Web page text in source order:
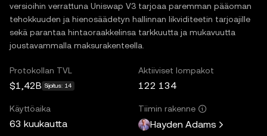
versioihin verrattuna Uniswap V3 tarjoaa paremman pääoman
tehokkuuden ja hienosäädetyn hallinnan likviditeetin tarjoajille
sekä parantaa hintaoraakkelinsa tarkkuutta ja mukavuutta
joustavammalla maksurakenteella.
Protokollan TVL
$1,42B Sijoitus: 14
Aktiiviset lompakot
122 134
Käyttöaika
63 kuukautta
Tiimin rakenne
Hayden Adams